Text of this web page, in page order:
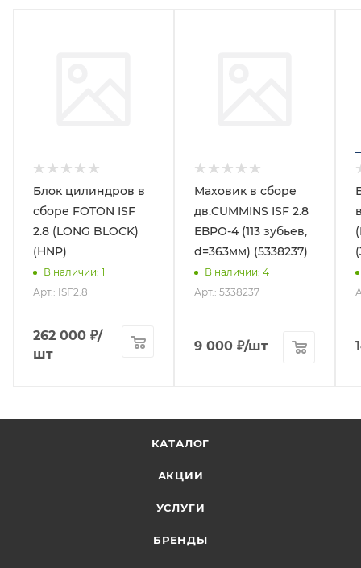
Блок цилиндров в
сборе FOTON ISF
2.8 (LONG BLOCK)
(HNP)
В наличии: 1
Арт.: ISF2.8
262 000 ₽/
шт
Маховик в сборе
дв.CUMMINS ISF 2.8
ЕВРО-4 (113 зубьев,
d=363мм) (5338237)
В наличии: 4
Арт.: 5338237
9 000 ₽/шт
КАТАЛОГ
АКЦИИ
УСЛУГИ
БРЕНДЫ